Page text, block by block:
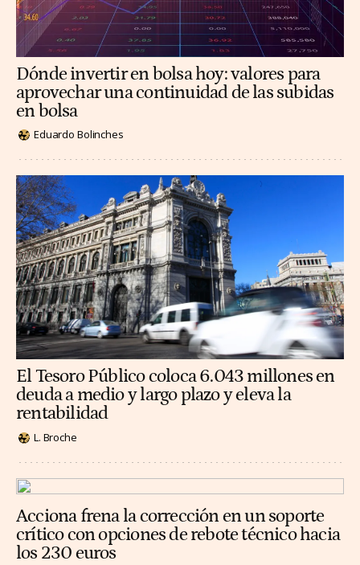
Dónde invertir en bolsa hoy: valores para
aprovechar una continuidad de las subidas
en bolsa
Eduardo Bolinches
El Tesoro Público coloca 6.043 millones en
deuda a medio y largo plazo y eleva la
rentabilidad
L. Broche
Acciona frena la corrección en un soporte
crítico con opciones de rebote técnico hacia
los 230 euros